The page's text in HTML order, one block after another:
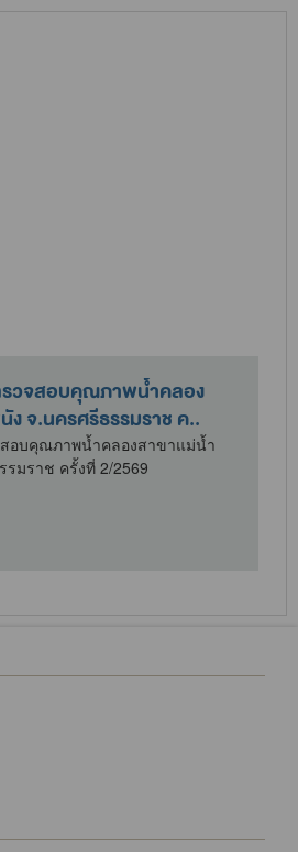
ง เทคนิคการใช้งานเครื่อง
งขนาดไม่เกิน 2...
เทคนิคการใช้งานเครื่องตรวจวัดฝุ่น
2.5 ไมครอน สำหรับ..